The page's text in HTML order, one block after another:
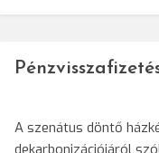
A szenátus döntő